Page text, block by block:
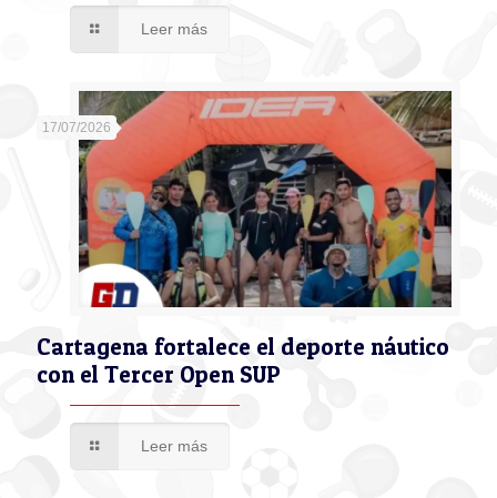
Leer más
17/07/2026
Cartagena fortalece el deporte náutico
con el Tercer Open SUP
Leer más